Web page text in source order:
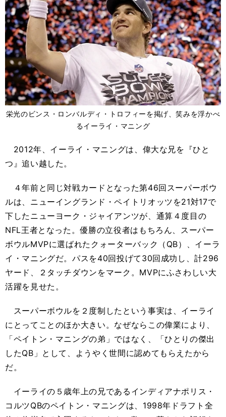
栄光のビンス・ロンバルディ・トロフィーを掲げ、笑みを浮かべ
るイーライ・マニング
2012年、イーライ・マニングは、偉大な兄を『ひと
つ』追い越した。
４年前と同じ対戦カードとなった第46回スーパーボウ
ルは、ニューイングランド・ペイトリオッツを21対17で
下したニューヨーク・ジャイアンツが、通算４度目の
NFL王者となった。優勝の立役者はもちろん、スーパー
ボウルMVPに選ばれたクォーターバック（QB）、イーラ
イ・マニングだ。パスを40回投げて30回成功し、計296
ヤード、２タッチダウンをマーク。MVPにふさわしい大
活躍を見せた。
スーパーボウルを２度制したという事実は、イーライ
にとってことのほか大きい。なぜならこの偉業により、
「ペイトン・マニングの弟」ではなく、「ひとりの傑出
したQB」として、ようやく世間に認めてもらえたから
だ。
イーライの５歳年上の兄であるインディアナポリス・
コルツQBのペイトン・マニングは、1998年ドラフト全